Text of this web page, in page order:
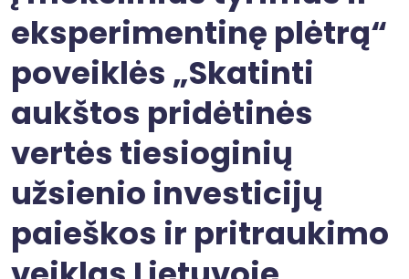
eksperimentinę plėtrą“
poveiklės „Skatinti
aukštos pridėtinės
vertės tiesioginių
užsienio investicijų
paieškos ir pritraukimo